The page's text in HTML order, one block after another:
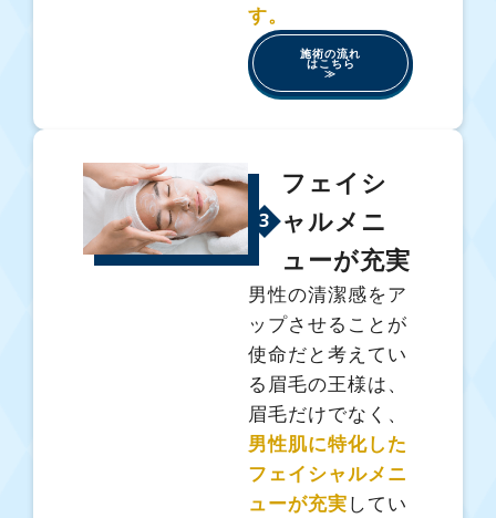
す。
施術の流れ
はこちら
≫
3
フェイシ
ャルメニ
ューが充実
男性の清潔感をア
ップさせることが
使命だと考えてい
る眉毛の王様は、
眉毛だけでなく、
男性肌に特化した
フェイシャルメニ
ューが充実してい